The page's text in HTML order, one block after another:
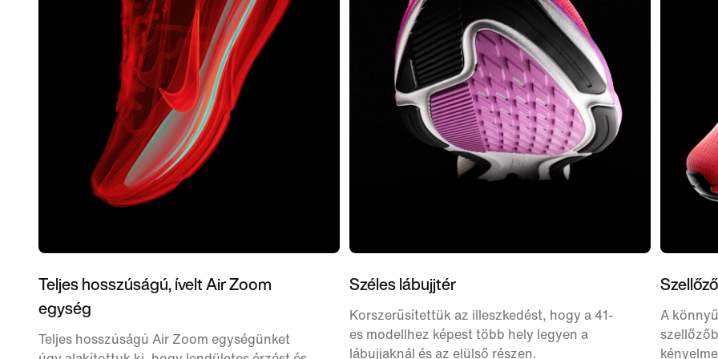
Teljes hosszúságú, ívelt Air Zoom
egység
Teljes hosszúságú Air Zoom egységünket
Széles lábujjtér
Korszerűsítettük az illeszkedést, hogy a 41-
es modellhez képest több hely legyen a
lábujjaknál és az elülső részen.
A